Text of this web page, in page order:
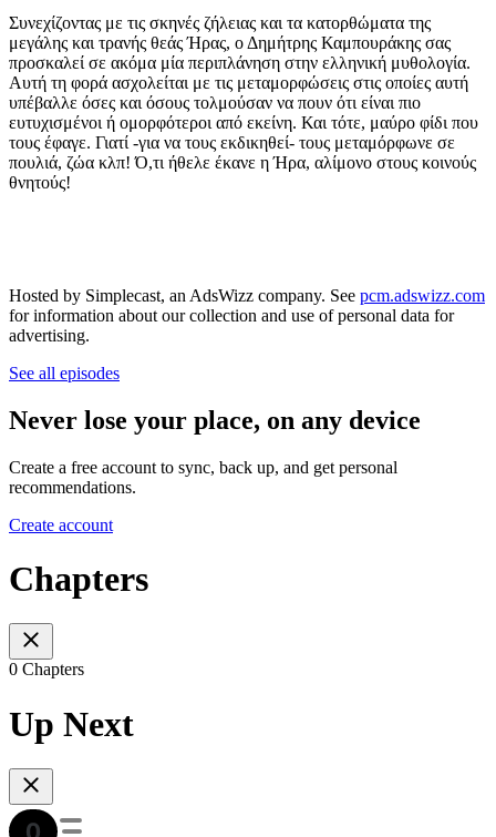
Συνεχίζοντας με τις σκηνές ζήλειας και τα κατορθώματα της
μεγάλης και τρανής θεάς Ήρας, ο Δημήτρης Καμπουράκης σας
προσκαλεί σε ακόμα μία περιπλάνηση στην ελληνική μυθολογία.
Αυτή τη φορά ασχολείται με τις μεταμορφώσεις στις οποίες αυτή
υπέβαλλε όσες και όσους τολμούσαν να πουν ότι είναι πιο
ευτυχισμένοι ή ομορφότεροι από εκείνη. Και τότε, μαύρο φίδι που
τους έφαγε. Γιατί -για να τους εκδικηθεί- τους μεταμόρφωνε σε
πουλιά, ζώα κλπ! Ό,τι ήθελε έκανε η Ήρα, αλίμονο στους κοινούς
θνητούς!
Hosted by Simplecast, an AdsWizz company. See pcm.adswizz.com
for information about our collection and use of personal data for
advertising.
See all episodes
Never lose your place, on any device
Create a free account to sync, back up, and get personal
recommendations.
Create account
Chapters
0 Chapters
Up Next